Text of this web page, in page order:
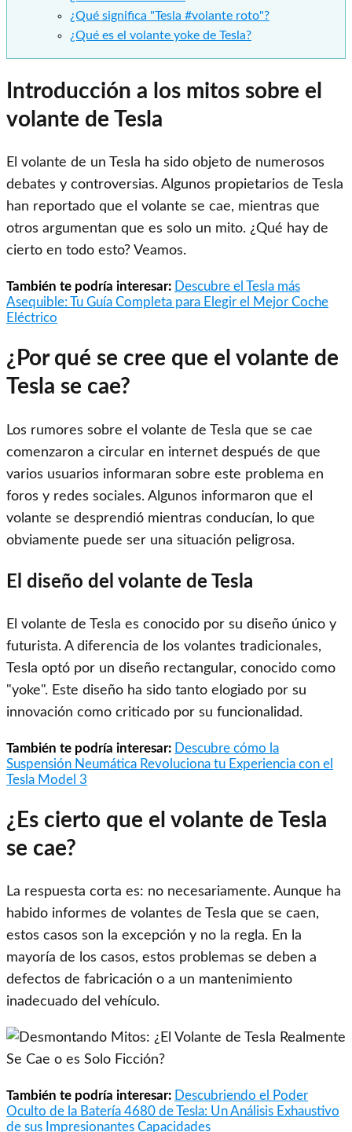
¿Qué significa "Tesla #volante roto"?
¿Qué es el volante yoke de Tesla?
Introducción a los mitos sobre el
volante de Tesla
El volante de un Tesla ha sido objeto de numerosos
debates y controversias. Algunos propietarios de Tesla
han reportado que el volante se cae, mientras que
otros argumentan que es solo un mito. ¿Qué hay de
cierto en todo esto? Veamos.
También te podría interesar: Descubre el Tesla más
Asequible: Tu Guía Completa para Elegir el Mejor Coche
Eléctrico
¿Por qué se cree que el volante de
Tesla se cae?
Los rumores sobre el volante de Tesla que se cae
comenzaron a circular en internet después de que
varios usuarios informaran sobre este problema en
foros y redes sociales. Algunos informaron que el
volante se desprendió mientras conducían, lo que
obviamente puede ser una situación peligrosa.
El diseño del volante de Tesla
El volante de Tesla es conocido por su diseño único y
futurista. A diferencia de los volantes tradicionales,
Tesla optó por un diseño rectangular, conocido como
"yoke". Este diseño ha sido tanto elogiado por su
innovación como criticado por su funcionalidad.
También te podría interesar: Descubre cómo la
Suspensión Neumática Revoluciona tu Experiencia con el
Tesla Model 3
¿Es cierto que el volante de Tesla
se cae?
La respuesta corta es: no necesariamente. Aunque ha
habido informes de volantes de Tesla que se caen,
estos casos son la excepción y no la regla. En la
mayoría de los casos, estos problemas se deben a
defectos de fabricación o a un mantenimiento
inadecuado del vehículo.
También te podría interesar: Descubriendo el Poder
Oculto de la Batería 4680 de Tesla: Un Análisis Exhaustivo
de sus Impresionantes Capacidades